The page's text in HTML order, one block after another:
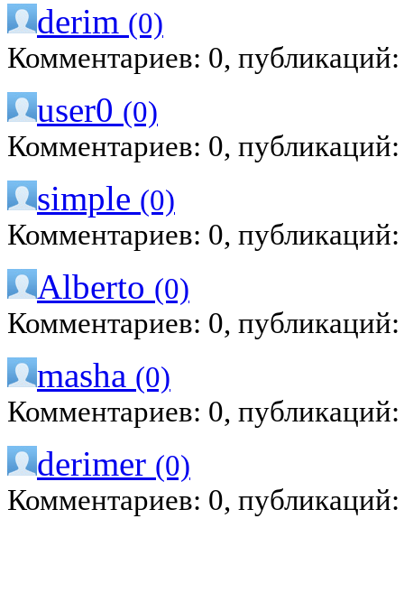
derim (0)
Комментариев: 0,
user0 (0)
Комментариев: 0,
simple (0)
Комментариев: 0,
Alberto (0)
Комментариев: 0,
masha (0)
Комментариев: 0,
derimer (0)
Комментариев: 0,